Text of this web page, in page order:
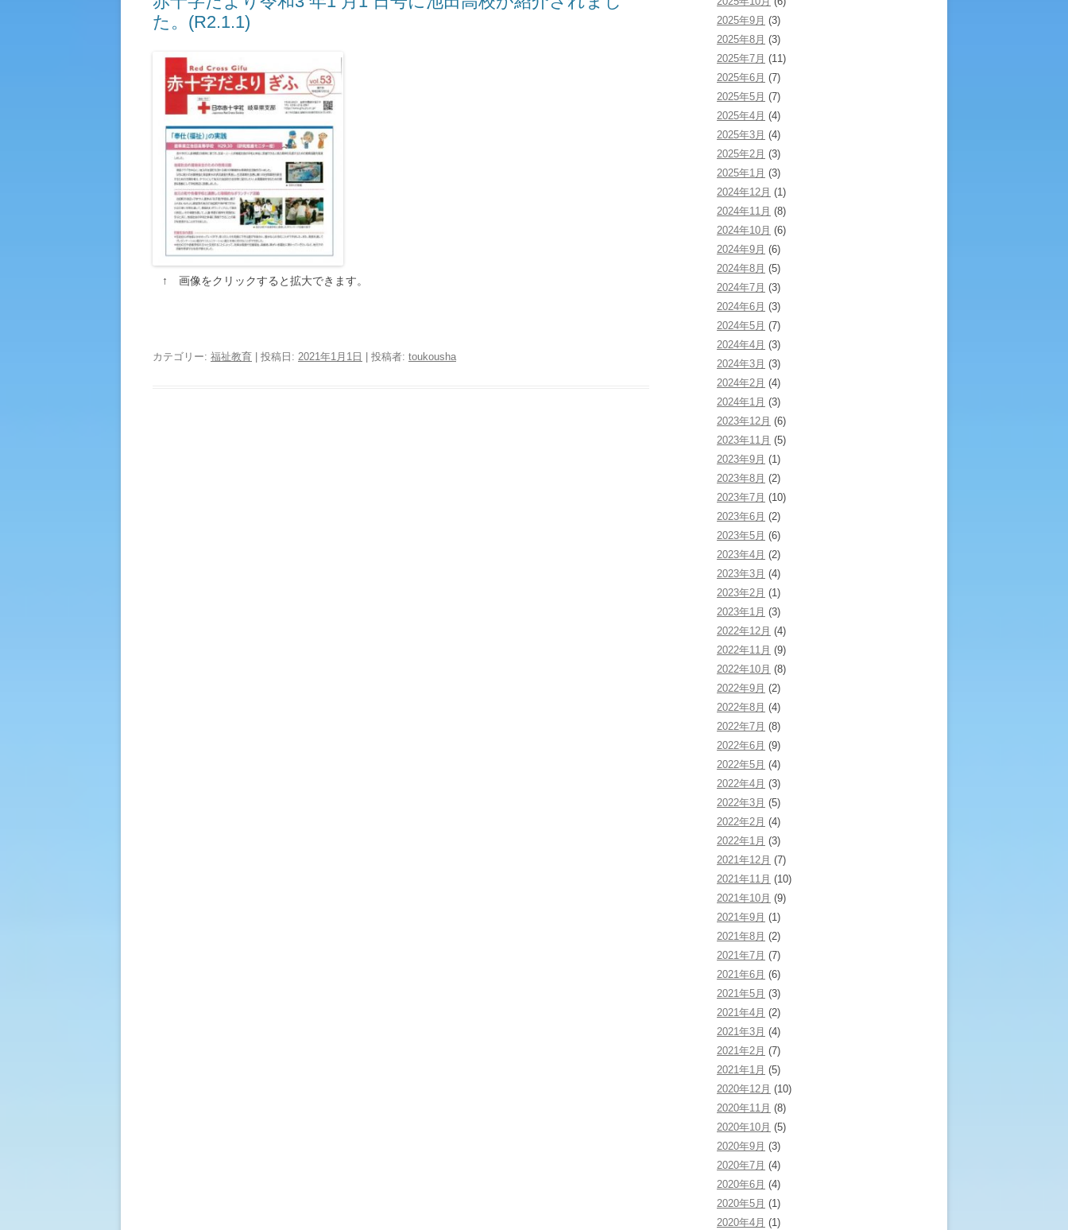
た。(R2.1.1)
↑ 画像をクリックすると拡大できます。
カテゴリー: 福祉教育 | 投稿日: 2021年1月1日 投稿者: toukousha
2025年9月 (3)
2025年8月 (3)
2025年7月 (11)
2025年6月 (7)
2025年5月 (7)
2025年4月 (4)
2025年3月 (4)
2025年2月 (3)
2025年1月 (3)
2024年12月 (1)
2024年11月 (8)
2024年10月 (6)
2024年9月 (6)
2024年8月 (5)
2024年7月 (3)
2024年6月 (3)
2024年5月 (7)
2024年4月 (3)
2024年3月 (3)
2024年2月 (4)
2024年1月 (3)
2023年12月 (6)
2023年11月 (5)
2023年9月 (1)
2023年8月 (2)
2023年7月 (10)
2023年6月 (2)
2023年5月 (6)
2023年4月 (2)
2023年3月 (4)
2023年2月 (1)
2023年1月 (3)
2022年12月 (4)
2022年11月 (9)
2022年10月 (8)
2022年9月 (2)
2022年8月 (4)
2022年7月 (8)
2022年6月 (9)
2022年5月 (4)
2022年4月 (3)
2022年3月 (5)
2022年2月 (4)
2022年1月 (3)
2021年12月 (7)
2021年11月 (10)
2021年10月 (9)
2021年9月 (1)
2021年8月 (2)
2021年7月 (7)
2021年6月 (6)
2021年5月 (3)
2021年4月 (2)
2021年3月 (4)
2021年2月 (7)
2021年1月 (5)
2020年12月 (10)
2020年11月 (8)
2020年10月 (5)
2020年9月 (3)
2020年7月 (4)
2020年6月 (4)
2020年5月 (1)
2020年4月 (1)